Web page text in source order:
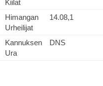
Kiilat
Himangan
Urheilijat
14.08,1
Kannuksen
Ura
DNS